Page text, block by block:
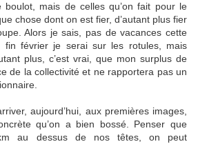
boulot, mais de celles qu’on fait pour le
chose dont on est fier, d’autant plus fier
Alors je sais, pas de vacances cette
février je serai sur les rotules, mais
plus, c’est vrai, que mon surplus de
de la collectivité et ne rapportera pas un
aujourd’hui, aux premières images,
qu’on a bien bossé. Penser que
au dessus de nos têtes, on peut